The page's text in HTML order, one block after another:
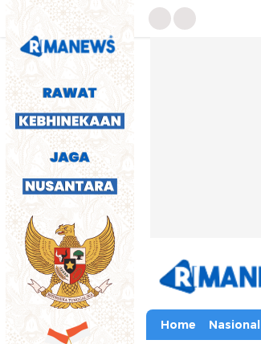
Home Nasional